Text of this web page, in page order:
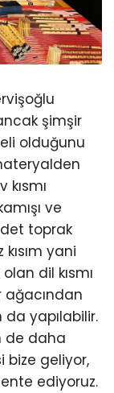
şimşir
olduğunu
ve
toprak
yani
dil kısmı
ağacından
yapılabilir.
de daha
bize geliyor,
ediyoruz.